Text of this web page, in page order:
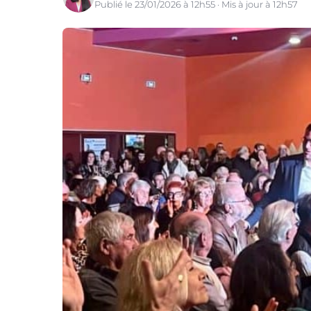
Publié le 23/01/2026 à 12h55 · Mis à jour à 12h57